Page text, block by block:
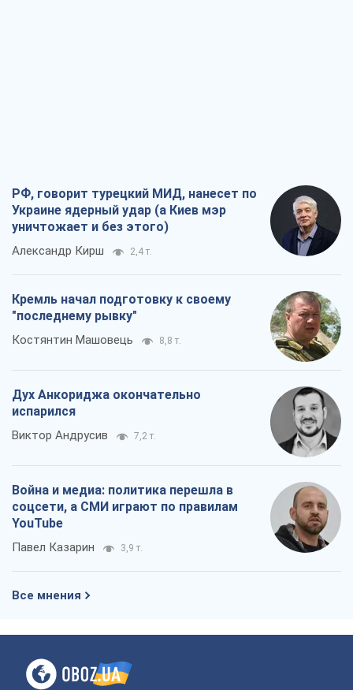
РФ, говорит турецкий МИД, нанесет по
Украине ядерный удар (а Киев мэр
уничтожает и без этого)
Александр Кирш 2,4 т.
Кремль начал подготовку к своему
"последнему рывку"
Костянтин Машовець 8,8 т.
Дух Анкориджа окончательно
испарился
Виктор Андрусив 7,2 т.
Война и медиа: политика перешла в
соцсети, а СМИ играют по правилам
YouTube
Павел Казарин 3,9 т.
Все мнения